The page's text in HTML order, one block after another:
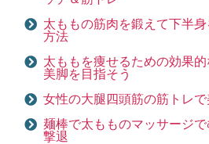
太ももの筋肉を鍛えて下半
方法
太ももを痩せるための効果
美脚を目指そう
女性の大腿四頭筋の筋トレで
麺棒で太もものマッサージ
撃退